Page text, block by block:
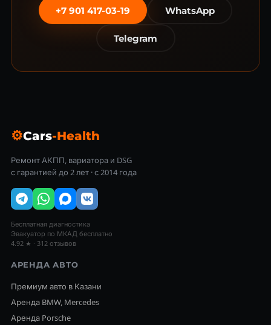
+7 901 417-03-19 WhatsApp
Telegram
⚙Cars-Health
Ремонт АКПП, вариатора и DSG
с гарантией до 2 лет · с 2014 года
Бесплатная диагностика
Эвакуатор по МКАД бесплатно
4.92 ★ · 312 отзывов
АРЕНДА АВТО
Премиум авто в Казани
Аренда BMW, Mercedes
Аренда Porsche